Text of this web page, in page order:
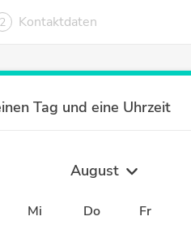
2 Kontaktdaten
Tag und eine Uhrzeit
August
Mi Do Fr